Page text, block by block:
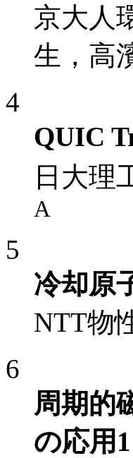
京大人
生，高
4
QUIC
日大理
A
5
冷却原
NTT物
6
周期的
の応用1